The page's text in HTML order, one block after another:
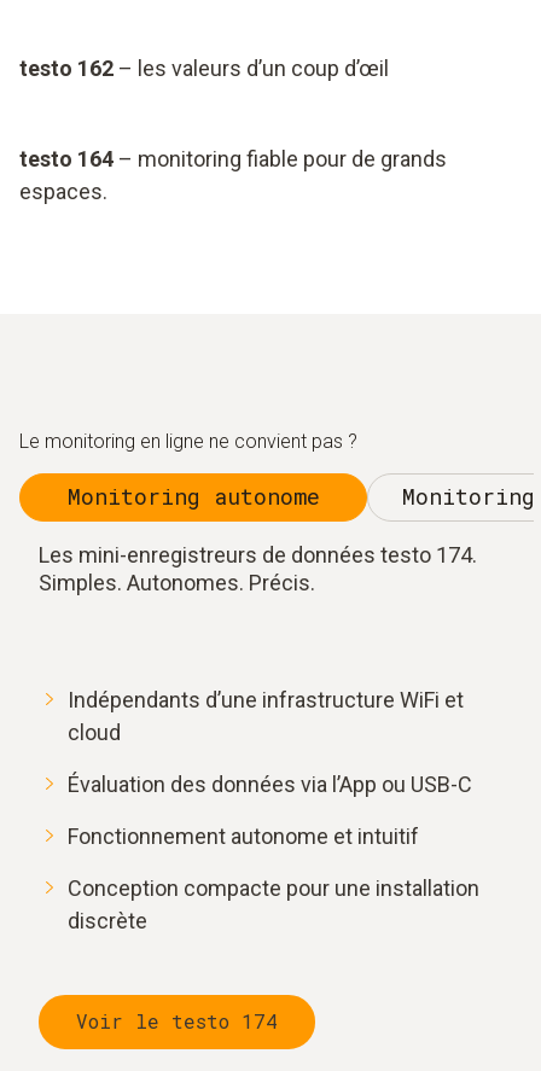
testo 162 – les valeurs d’un coup d’œil
testo 164 – monitoring fiable pour de grands
espaces.
Le monitoring en ligne ne convient pas ?
Monitoring autonome
Les mini-enregistreurs de données testo 174.
Simples. Autonomes. Précis.
Indépendants d’une infrastructure WiFi et
cloud
Évaluation des données via l’App ou USB-C
Fonctionnement autonome et intuitif
Conception compacte pour une installation
discrète
Voir le testo 174